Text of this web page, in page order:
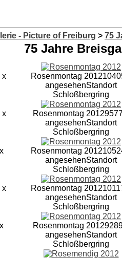
- Picture of Freiburg > 75
75 Jahre
x
Rosenmontag 2012
angesehenStandort
Schloßbergring
x
Rosenmontag 2012
angesehenStandort
Schloßbergring
Rosenmontag 2012
angesehenStandort
Schloßbergring
x
Rosenmontag 2012
angesehenStandort
Schloßbergring
Rosenmontag 2012
angesehenStandort
Schloßbergring